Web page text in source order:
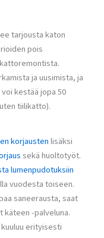
tarjousta katon
pois
ja uusimista, ja
kestää jopa 50
tiilikatto).
korjaustenlisäksi
sekä huoltotyöt.
lumenpudotuksiin
vuodesta toiseen.
saneerausta, saat
käteen -palveluna.
erityisesti